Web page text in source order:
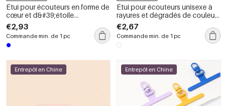
Étui pour écouteurs en forme de
cœur et d&#39;étoile
multicolore
€2,93
Commande min. de 1 pc
Étui pour écouteurs unisexe à
rayures et dégradés de couleurs
mélangées
€2,67
Commande min. de 1 pc
Entrepôt en Chine Entrepôt en Chine